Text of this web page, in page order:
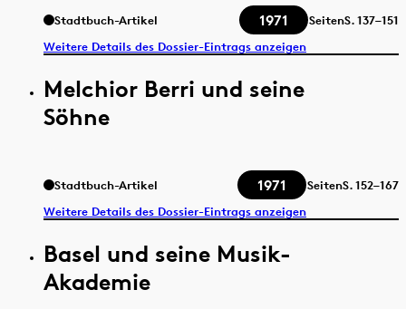
Stadtbuch-Artikel 1971 SeitenS.137–151
Weitere Details des Dossier-Eintrags anzeigen
Melchior Berri und seine
Söhne
Stadtbuch-Artikel 1971 SeitenS.152–167
Weitere Details des Dossier-Eintrags anzeigen
Basel und seine Musik-
Akademie